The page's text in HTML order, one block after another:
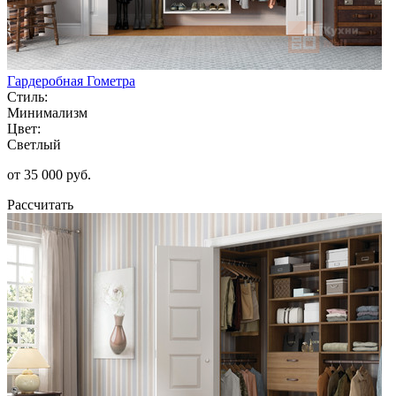
Гардеробная Гометра
Стиль:
Минимализм
Цвет:
Светлый
от 35 000 руб.
Рассчитать